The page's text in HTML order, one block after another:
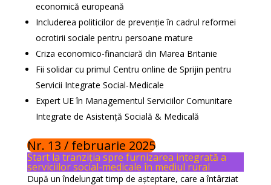
economică europeană
Includerea politicilor de prevenție în cadrul reformei
ocrotirii sociale pentru persoane mature
Criza economico-financiară din Marea Britanie
Fii solidar cu primul Centru online de Sprijin pentru
Servicii Integrate Social-Medicale
Expert UE în Managementul Serviciilor Comunitare
Integrate de Asistență Socială & Medicală
Nr. 13 / februarie 2025
Start la tranziția spre furnizarea integrată a
serviciilor social-medicale în mediul rural
După un îndelungat timp de așteptare, care a întârziat